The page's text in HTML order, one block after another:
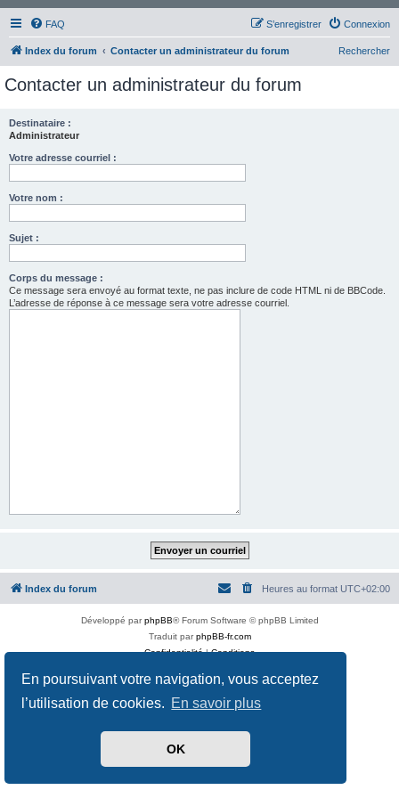
En poursuivant votre navigation, vous acceptez
l’utilisation de cookies. En savoir plus
OK
FAQ Connexion
S’enregistrer
Index du forum Contacter un administrateur du forum Rechercher
Contacter un administrateur du forum
Destinataire :
Administrateur
Votre adresse courriel :
Votre nom :
Sujet :
Corps du message :
Ce message sera envoyé au format texte, ne pas inclure de code HTML ni de BBCode.
L’adresse de réponse à ce message sera votre adresse courriel.
Index du forum Heures au format UTC+02:00
Développé parphpBB® Forum Software © phpBB Limited
Traduit parphpBB-fr.com
Confidentialité|Conditions